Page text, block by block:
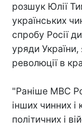
розшук Юлії
українських
спробу Росії
уряди України,
революції в
"Раніше МВС
інших чинних і
політичних і